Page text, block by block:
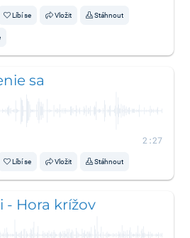
Líbí se Vložit Stáhnout
sa
2:27
Líbí se Vložit Stáhnout
- Hora krížov